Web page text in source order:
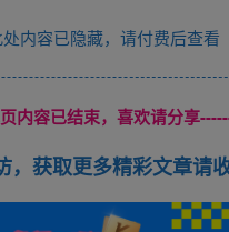
内容已隐藏，请付费后查看
内容已结束，喜欢请分享
，获取更多精彩文章请